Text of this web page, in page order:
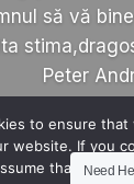
să vă
Peter
Need
to ensure
website. If you
that you